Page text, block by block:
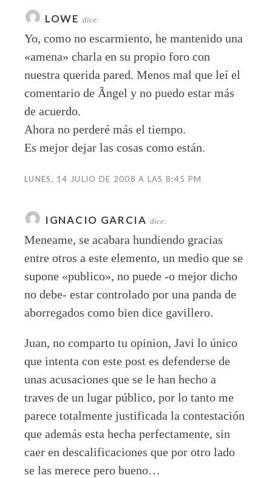
LOWE dice:
Yo, como no escarmiento, he mantenido una
«amena» charla en su propio foro con
nuestra querida pared. Menos mal que leí el
comentario de Ãngel y no puedo estar más
de acuerdo.
Ahora no perderé más el tiempo.
Es mejor dejar las cosas como están.
LUNES, 14 JULIO DE 2008 A LAS 8:45 PM
IGNACIO GARCIA dice:
Meneame, se acabara hundiendo gracias
entre otros a este elemento, un medio que se
supone «publico», no puede -o mejor dicho
no debe- estar controlado por una panda de
aborregados como bien dice gavillero.
Juan, no comparto tu opinion, Javi lo único
que intenta con este post es defenderse de
unas acusaciones que se le han hecho a
traves de un lugar público, por lo tanto me
parece totalmente justificada la contestación
que además esta hecha perfectamente, sin
caer en descalificaciones que por otro lado
se las merece pero bueno…